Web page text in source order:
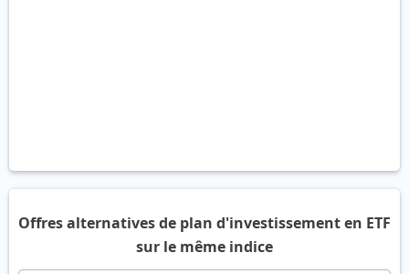
Offres alternatives de plan d'investissement en ETF
sur le même indice